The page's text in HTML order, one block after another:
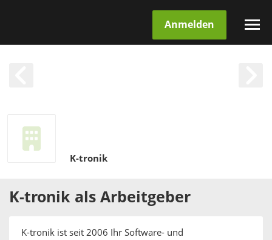
Anmelden
K-tronik
K-tronik als Arbeitgeber
K-tronik ist seit 2006 Ihr Software- und